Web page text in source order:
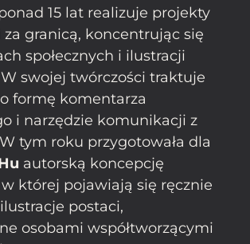
15 lat realizuje projekty
za granicą, koncentrując się
społecznych i ilustracji
swojej twórczości traktuje
formę komentarza
i narzędzie komunikacji z
tym roku przygotowała dla
autorską koncepcję
której pojawiają się ręcznie
postaci,
osobami współtworzącymi